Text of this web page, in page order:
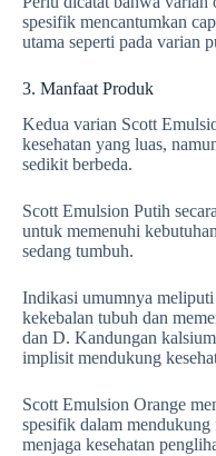
spesifik mencantumkan
utama seperti pada varian
3. Manfaat Produk
Kedua varian Scott
kesehatan yang luas,
sedikit berbeda.
Scott Emulsion Putih
untuk memenuhi
sedang tumbuh.
Indikasi umumnya
kekebalan tubuh dan
dan D. Kandungan
implisit mendukung
Scott Emulsion Orange
spesifik dalam
menjaga kesehatan